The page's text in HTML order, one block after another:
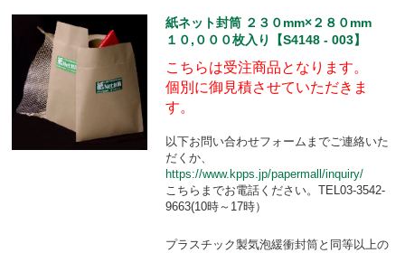
紙ネット封筒 ２３０mm×２８０mm
１０,０００枚入り【S4148 - 003】
こちらは受注商品となります。
個別に御見積させていただきま
す。
以下お問い合わせフォームまでご連絡いた
だくか、
https://www.kpps.jp/papermall/inquiry/
こちらまでお電話ください。TEL03-3542-
9663(10時～17時）
プラスチック製気泡緩衝封筒と同等以上の